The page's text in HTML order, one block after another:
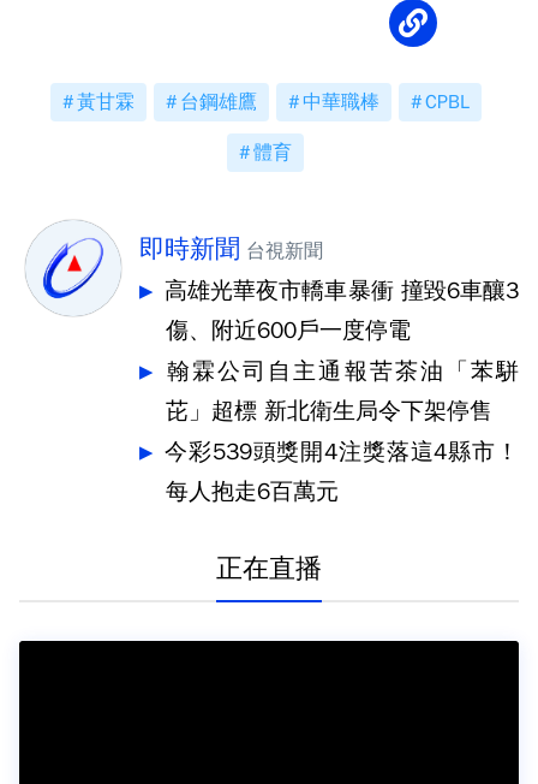
黃甘霖 台鋼雄鷹 中華職棒 CPBL
體育
即時新聞 台視新聞
高雄光華夜市轎車暴衝 撞毀6車釀3
傷、附近600戶一度停電
翰霖公司自主通報苦茶油「苯駢
芘」超標 新北衛生局令下架停售
今彩539頭獎開4注獎落這4縣市！
每人抱走6百萬元
正在直播